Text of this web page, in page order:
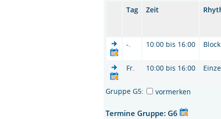
Tag Zeit
-. 10:00 bis 16:00 Block
Fr. 10:00 bis 16:00
Gruppe G5: vormerken
Termine Gruppe: G6